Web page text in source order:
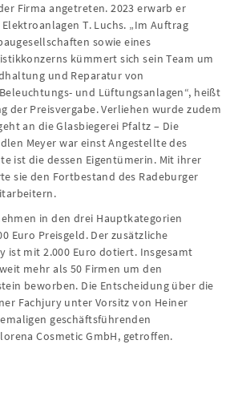
Firma angetreten. 2023 erwarb er
T. Luchs. „Im Auftrag
sowie eines
kümmert sich sein Team um
und Reparatur von
und Lüftungsanlagen“, heißt
der Preisvergabe. Verliehen wurde zudem
an die Glasbiegerei Pfaltz – Die
Meyer war einst Angestellte des
ist die dessen Eigentümerin. Mit ihrer
sie den Fortbestand des Radeburger
in den drei Hauptkategorien
Euro Preisgeld. Der zusätzliche
ist mit 2.000 Euro dotiert. Insgesamt
mehr als 50 Firmen um den
beworben. Die Entscheidung über die
Fachjury unter Vorsitz von Heiner
geschäftsführenden
Cosmetic GmbH, getroffen.